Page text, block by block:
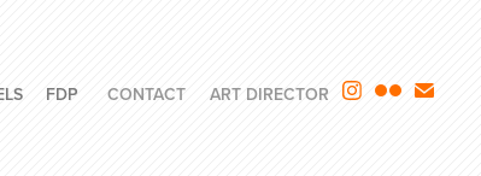
FDP CONTACT ART DIRECTOR